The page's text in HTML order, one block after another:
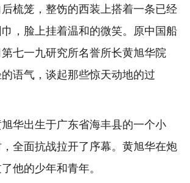
笼，整饬的西装上搭着一条已经
，脸上挂着温和的微笑。原中国船
七一九研究所名誉所长黄旭华院
语气，谈起那些惊天动地的过
华出生于广东省海丰县的一个小
全面抗战拉开了序幕。黄旭华在炮
他的少年和青年。